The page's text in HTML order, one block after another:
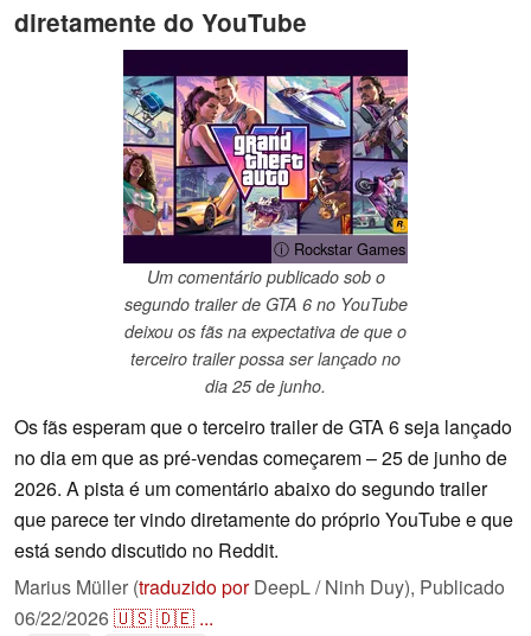
diretamente do YouTube
ⓘ Rockstar Games
Um comentário publicado sob o
segundo trailer de GTA 6 no YouTube
deixou os fãs na expectativa de que o
terceiro trailer possa ser lançado no
dia 25 de junho.
Os fãs esperam que o terceiro trailer de GTA 6 seja lançado
no dia em que as pré-vendas começarem – 25 de junho de
2026. A pista é um comentário abaixo do segundo trailer
que parece ter vindo diretamente do próprio YouTube e que
está sendo discutido no Reddit.
Marius Müller (traduzido porDeepL / Ninh Duy), Publicado
06/22/2026🇺🇸🇩🇪 ...